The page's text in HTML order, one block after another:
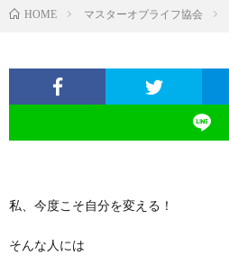
HOME マスターオブライフ協会
私、今度こそ自分を変える！
そんな人には